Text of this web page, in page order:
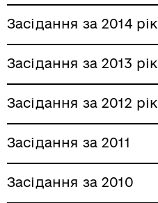
Засідання за 2014 рік
Засідання за 2013 рік
Засідання за 2012 рік
Засідання за 2011
Засідання за 2010